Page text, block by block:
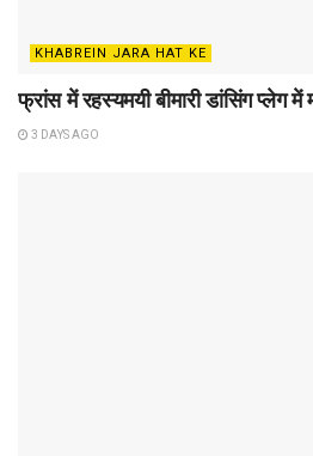
KHABREIN JARA HAT KE
फ्रांस में रहस्यमयी बीमारी डांसिंग प्लेग
3 DAYS AGO